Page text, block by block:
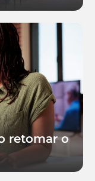
retomar o